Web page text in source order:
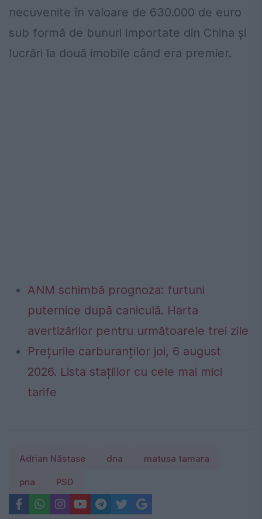
necuvenite în valoare de 630.000 de euro
sub formă de bunuri importate din China și
lucrări la două imobile când era premier.
ANM schimbă prognoza: furtuni
puternice după caniculă. Harta
avertizărilor pentru următoarele trei zile
Prețurile carburanților joi, 6 august
2026. Lista stațiilor cu cele mai mici
tarife
Adrian Năstase dna matusa tamara
pna PSD